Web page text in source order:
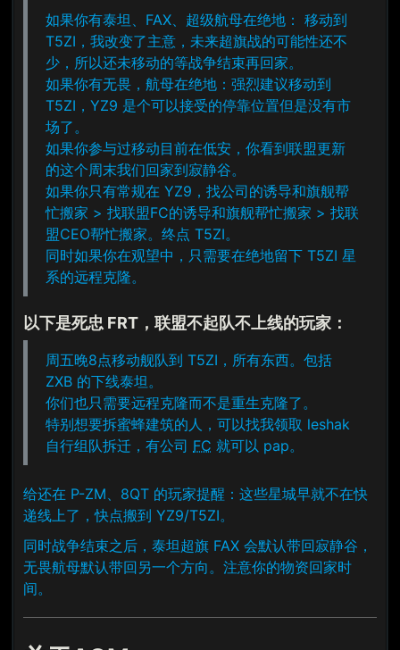
如果你有泰坦、FAX、超级航母在绝地： 移动到
T5ZI，我改变了主意，未来超旗战的可能性还不
少，所以还未移动的等战争结束再回家。
如果你有无畏，航母在绝地：强烈建议移动到
T5ZI，YZ9 是个可以接受的停靠位置但是没有市
场了。
如果你参与过移动目前在低安，你看到联盟更新
的这个周末我们回家到寂静谷。
如果你只有常规在 YZ9，找公司的诱导和旗舰帮
忙搬家 > 找联盟FC的诱导和旗舰帮忙搬家 > 找联
盟CEO帮忙搬家。终点 T5ZI。
同时如果你在观望中，只需要在绝地留下 T5ZI 星
系的远程克隆。
以下是死忠 FRT，联盟不起队不上线的玩家：
周五晚8点移动舰队到 T5ZI，所有东西。包括
ZXB 的下线泰坦。
你们也只需要远程克隆而不是重生克隆了。
特别想要拆蜜蜂建筑的人，可以找我领取 leshak
自行组队拆迁，有公司 FC 就可以 pap。
给还在 P-ZM、8QT 的玩家提醒：这些星城早就不在快
递线上了，快点搬到 YZ9/T5ZI。
同时战争结束之后，泰坦超旗 FAX 会默认带回寂静谷，
无畏航母默认带回另一个方向。注意你的物资回家时
间。